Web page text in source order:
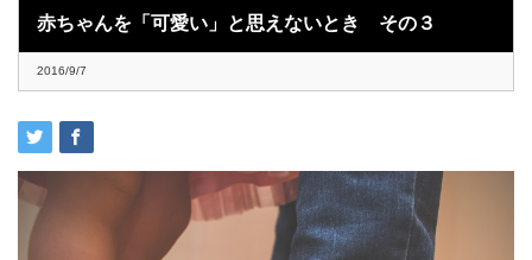
赤ちゃんを「可愛い」と思えないとき その３
2016/9/7